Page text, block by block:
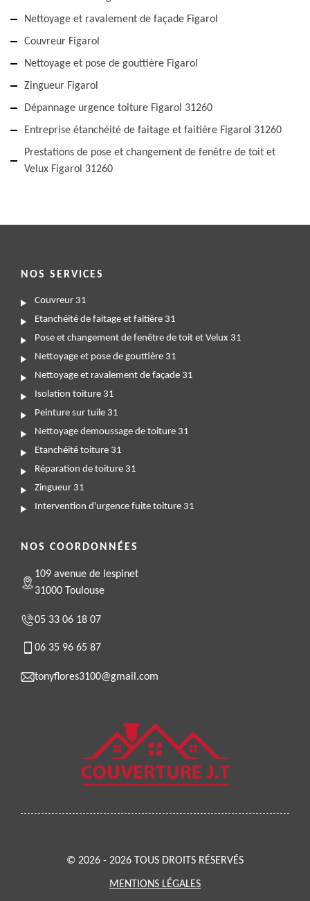
Nettoyage et ravalement de façade Figarol
Couvreur Figarol
Nettoyage et pose de gouttière Figarol
Zingueur Figarol
Dépannage urgence toiture Figarol 31260
Entreprise étanchéité de faitage et faitière Figarol 31260
Prestations de pose et changement de fenêtre de toit et
Velux Figarol 31260
NOS SERVICES
Couvreur 31
Etanchéité de faitage et faitière 31
Pose et changement de fenêtre de toit et Velux 31
Nettoyage et pose de gouttière 31
Nettoyage et ravalement de façade 31
Isolation toiture 31
Peinture sur tuile 31
Nettoyage demoussage de toiture 31
Etanchéité toiture 31
Réparation de toiture 31
Zingueur 31
Intervention d'urgence fuite toiture 31
NOS COORDONNÉES
109 avenue de lespinet
31000 Toulouse
05 33 06 18 07
06 35 96 65 87
tonyflores3100@gmail.com
© 2026 - 2026 TOUS DROITS RÉSERVÉS
MENTIONS LÉGALES